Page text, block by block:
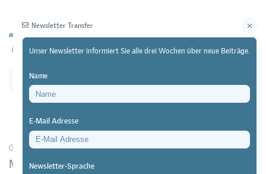
01/02/26 Forschung https://doi.org/10.64829/14675
Movetia unterstützt den Austausch von Fachleuten
Newsletter Transfer
Unser Newsletter informiert Sie alle drei Wochen über neue Beiträge.
Name
E-Mail Adresse
Newsletter-Sprache